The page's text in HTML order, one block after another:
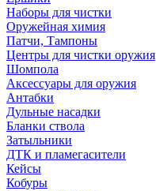
Наборы для чистки
Оружейная химия
Патчи, Тампоны
Центры для чистки оружия
Шомпола
Аксессуары для оружия
Антабки
Дульные насадки
Бланки ствола
Затыльники
ДТК и пламегасители
Кейсы
Кобуры